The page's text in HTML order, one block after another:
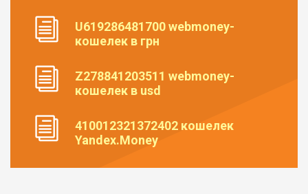
U619286481700 webmoney-
кошелек в грн
Z278841203511 webmoney-
кошелек в usd
410012321372402 кошелек
Yandex.Money